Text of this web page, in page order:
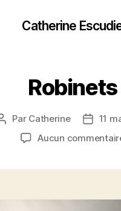
Catherine
Robinets
Auteur
l’article
Par Catherine
Date
11
Aucun